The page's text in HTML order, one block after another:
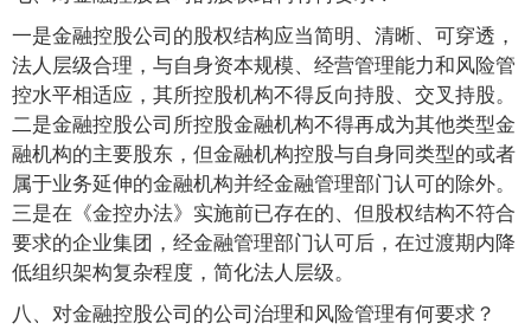
一是金融控股公司的股权结构应当简明、清晰、可穿透，
法人层级合理，与自身资本规模、经营管理能力和风险管
控水平相适应，其所控股机构不得反向持股、交叉持股。
二是金融控股公司所控股金融机构不得再成为其他类型金
融机构的主要股东，但金融机构控股与自身同类型的或者
属于业务延伸的金融机构并经金融管理部门认可的除外。
三是在《金控办法》实施前已存在的、但股权结构不符合
要求的企业集团，经金融管理部门认可后，在过渡期内降
低组织架构复杂程度，简化法人层级。
八、对金融控股公司的公司治理和风险管理有何要求？